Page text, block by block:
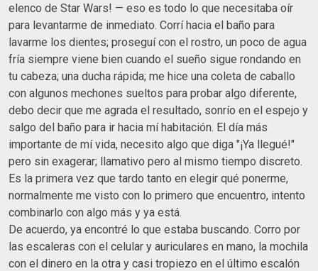
elenco de Star Wars! — eso es todo lo que necesitaba oír
para levantarme de inmediato. Corrí hacia el baño para
lavarme los dientes; proseguí con el rostro, un poco de agua
fría siempre viene bien cuando el sueño sigue rondando en
tu cabeza; una ducha rápida; me hice una coleta de caballo
con algunos mechones sueltos para probar algo diferente,
debo decir que me agrada el resultado, sonrío en el espejo y
salgo del baño para ir hacia mí habitación. El día más
importante de mí vida, necesito algo que diga "¡Ya llegué!"
pero sin exagerar; llamativo pero al mismo tiempo discreto.
Es la primera vez que tardo tanto en elegir qué ponerme,
normalmente me visto con lo primero que encuentro, intento
combinarlo con algo más y ya está.
De acuerdo, ya encontré lo que estaba buscando. Corro por
las escaleras con el celular y auriculares en mano, la mochila
con el dinero en la otra y casi tropiezo en el último escalón